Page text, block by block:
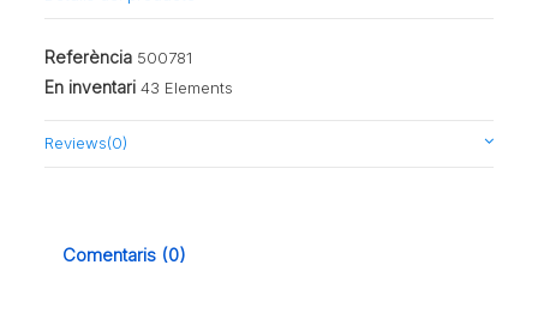
Referència 500781
En inventari 43 Elements
Reviews(0)
Comentaris (0)